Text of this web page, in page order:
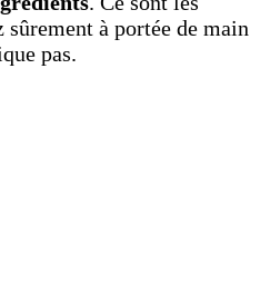
à portée de main
pas.